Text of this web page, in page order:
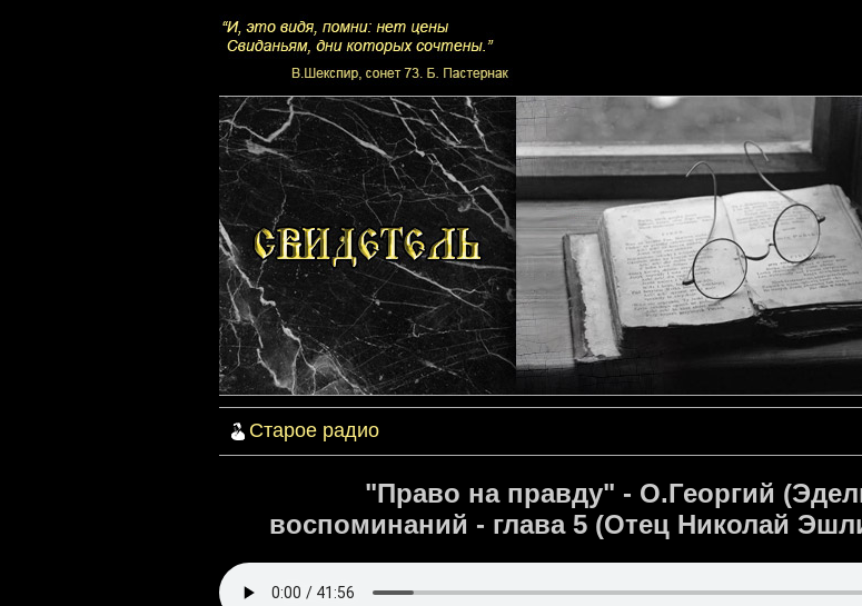
Старое радио
"Право на правду" - О.Георгий
воспоминаний - глава 5 (Отец Николай